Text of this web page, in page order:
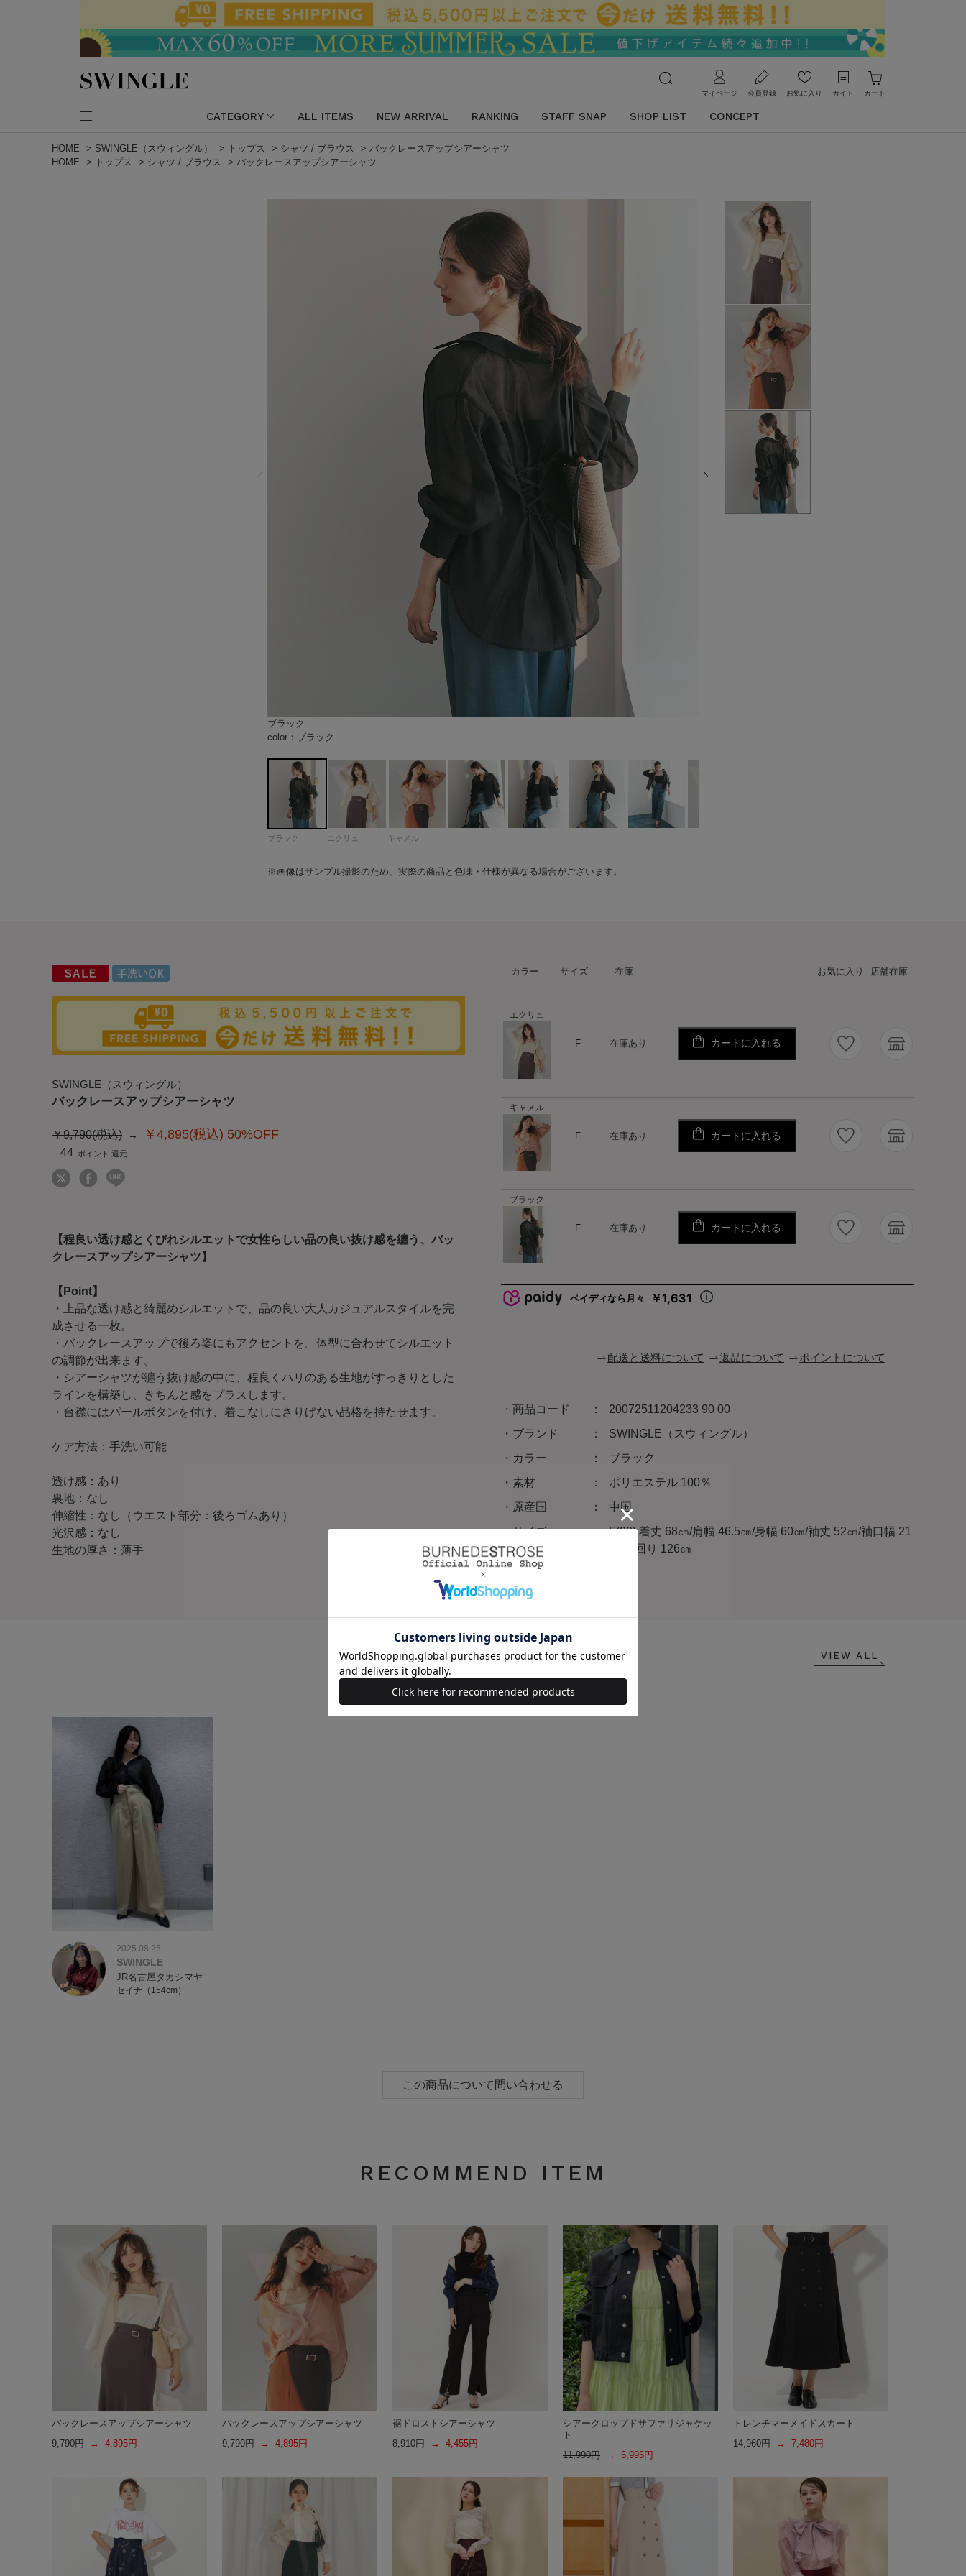
マイページ 会員登録 お気に入り ガイド カート
CATEGORY ALL ITEMS NEW ARRIVAL RANKING STAFF SNAP SHOP LIST CONCEPT
HOME > SWINGLE（スウィングル） > トップス > シャツ / ブラウス > バックレースアップシアーシャツ
HOME
> トップス > シャツ / ブラウス > バックレースアップシアーシャツ
ブラック
color：ブラック
エクリュ
color：エクリュ
キャメル
color：キャメル
model：H169cm 着用サイズ：F
color：エクリュ
color：キャメル
model：H169cm 着用サイズ：F
color：キャメル
color：ブラック
model：H169cm 着用サイズ：F
color：エクリュ
color：ブラック
ブラック エクリュ キャメル
※画像はサンプル撮影のため、実際の商品と色味・仕様が異なる場合がございます。
SWINGLE（スウィングル）
バックレースアップシアーシャツ
￥9,790(税込) ￥4,895(税込) 50%OFF
44
【程良い透け感とくびれシルエットで女性らしい品の良い抜け感を纏う、バッ
クレースアップシアーシャツ】
【Point】
・上品な透け感と綺麗めシルエットで、品の良い大人カジュアルスタイルを完
成させる一枚。
・バックレースアップで後ろ姿にもアクセントを。体型に合わせてシルエット
の調節が出来ます。
・シアーシャツが纏う抜け感の中に、程良くハリのある生地がすっきりとした
ラインを構築し、きちんと感をプラスします。
・台襟にはパールボタンを付け、着こなしにさりげない品格を持たせます。
ケア方法：手洗い可能
透け感：あり
裏地：なし
伸縮性：なし（ウエスト部分：後ろゴムあり）
光沢感：なし
生地の厚さ：薄手
カラー サイズ 在庫 お気に入り 店舗在庫
エクリュ
F 在庫あり カートに入れる
ハート
キャメル
F 在庫あり カートに入れる
ハート
ブラック
F 在庫あり カートに入れる
ペイディなら月々 ￥1,631
配送と送料について 返品について ポイントについて
商品コード
20072511204233 90 00
ブランド
SWINGLE（スウィングル）
カラー
ブラック
素材
ポリエステル 100％
原産国
中国
サイズ
F(00):着丈 68㎝/肩幅 46.5㎝/身幅 60㎝/袖丈 52㎝/袖口幅 21
㎝/裾回り 126㎝
STAFF SNAP VIEW ALL
2025.08.25
SWINGLE
JR名古屋タカシマヤ
セイナ（154cm）
この商品について問い合わせる
RECOMMEND ITEM
バックレースアップシアーシャツ
9,790円 → 4,895円
バックレースアップシアーシャツ
9,790円 → 4,895円
裾ドロストシアーシャツ
8,910円 → 4,455円
シアークロップドサファリジャケッ
ト
11,990円 → 5,995円
トレンチマーメイドスカート
14,960円 → 7,480円